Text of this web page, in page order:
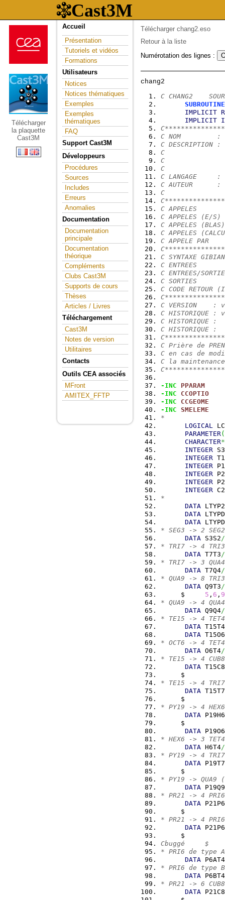
Télécharger
la plaquette
Cast3M
Accueil
Présentation
Tutoriels et vidéos
Formations
Utilisateurs
Notices
Notices thématiques
Exemples
Exemples
thématiques
FAQ
Support Cast3M
Développeurs
Procédures
Sources
Includes
Erreurs
Anomalies
Documentation
Documentation
principale
Documentation
théorique
Compléments
Clubs Cast3M
Supports de cours
Thèses
Articles / Livres
Téléchargement
Cast3M
Notes de version
Utilitaires
Contacts
Outils CEA associés
MFront
AMITEX_FFTP
Télécharger chang2.eso
Retour à la liste
Numérotation des lignes :
C CHANG2
SUBROUTINE
IMPLICIT
IMPLICIT
C NOM         :
C
C               de
C
C
C LANGAGE     :
C AUTEUR      :
C               mél
C APPELES
C APPELES (E/
C APPELES
C APPELES
C APPELE PAR
C SYNTAXE
C ENTREES
C ENTREES/
C SORTIES
C CODE
C VERSION
C HISTORIQUE
C HISTORIQUE :
C HISTORIQUE :
C Prière de
C en cas de
C la
-INC
PPARAM
-INC
CCOPTIO
-INC
CCGEOME
-INC SMELEME
*
LOGICAL
PARAMETER(
CHARACTER*
INTEGER
INTEGER
INTEGER
INTEGER
INTEGER
INTEGER
*
DATA
DATA
DATA
* SEG3 -> 2 SEG2
DATA S3S2 /
* TRI7 -> 4 TRI3
DATA T7T3 /
* TRI7 -> 3 QUA4
DATA T7Q4/
* QUA9 -> 8 TRI3
DATA Q9T3 /
     $
5 , 6 , 9
* QUA9 -> 4 QUA4
DATA Q9Q4/
* TE15 -> 4
DATA T15T4
DATA T15O6
* OCT6 -> 4 TET4
DATA O6T4/
* TE15 -> 4 CUB8
DATA T15C8
* TE15 -> 4
DATA T15T7
* PY19 -> 4
DATA P19H6
DATA P19O6
* HEX6 -> 3 TET4
DATA H6T4/
* PY19 -> 4
DATA P19T7
* PY19 ->
DATA P19Q9
* PR21 -> 4
DATA
* PR21 -> 4
DATA
Cbuggé     $
* PRI6 de type
DATA P6AT4
* PRI6 de type
DATA P6BT4
* PR21 -> 6 CUB8
DATA P21C8